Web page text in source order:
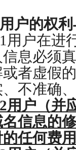
用户的权
用户在进
信息必须
者虚假
、不准确
用户（并
信息的
任何费